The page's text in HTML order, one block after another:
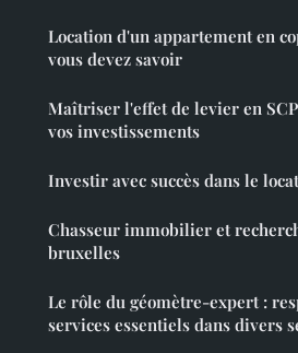
Location d'un appartement en
vous devez savoir
Maîtriser l'effet de levier en
vos investissements
Investir avec succès dans le
Chasseur immobilier et
bruxelles
Le rôle du géomètre-expert :
services essentiels dans divers